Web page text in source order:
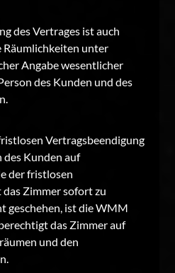
des Vertrages ist auch
Räumlichkeiten unter
Angabe wesentlicher
des Kunden und des
Vertragsbeendigung
Kunden auf
der fristlosen
Zimmer sofort zu
geschehen, ist die WMM
das Zimmer auf
und den